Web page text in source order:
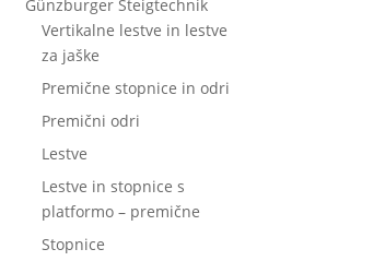
Günzburger Steigtechnik
Vertikalne lestve in lestve
za jaške
Premične stopnice in odri
Premični odri
Lestve
Lestve in stopnice s
platformo – premične
Stopnice